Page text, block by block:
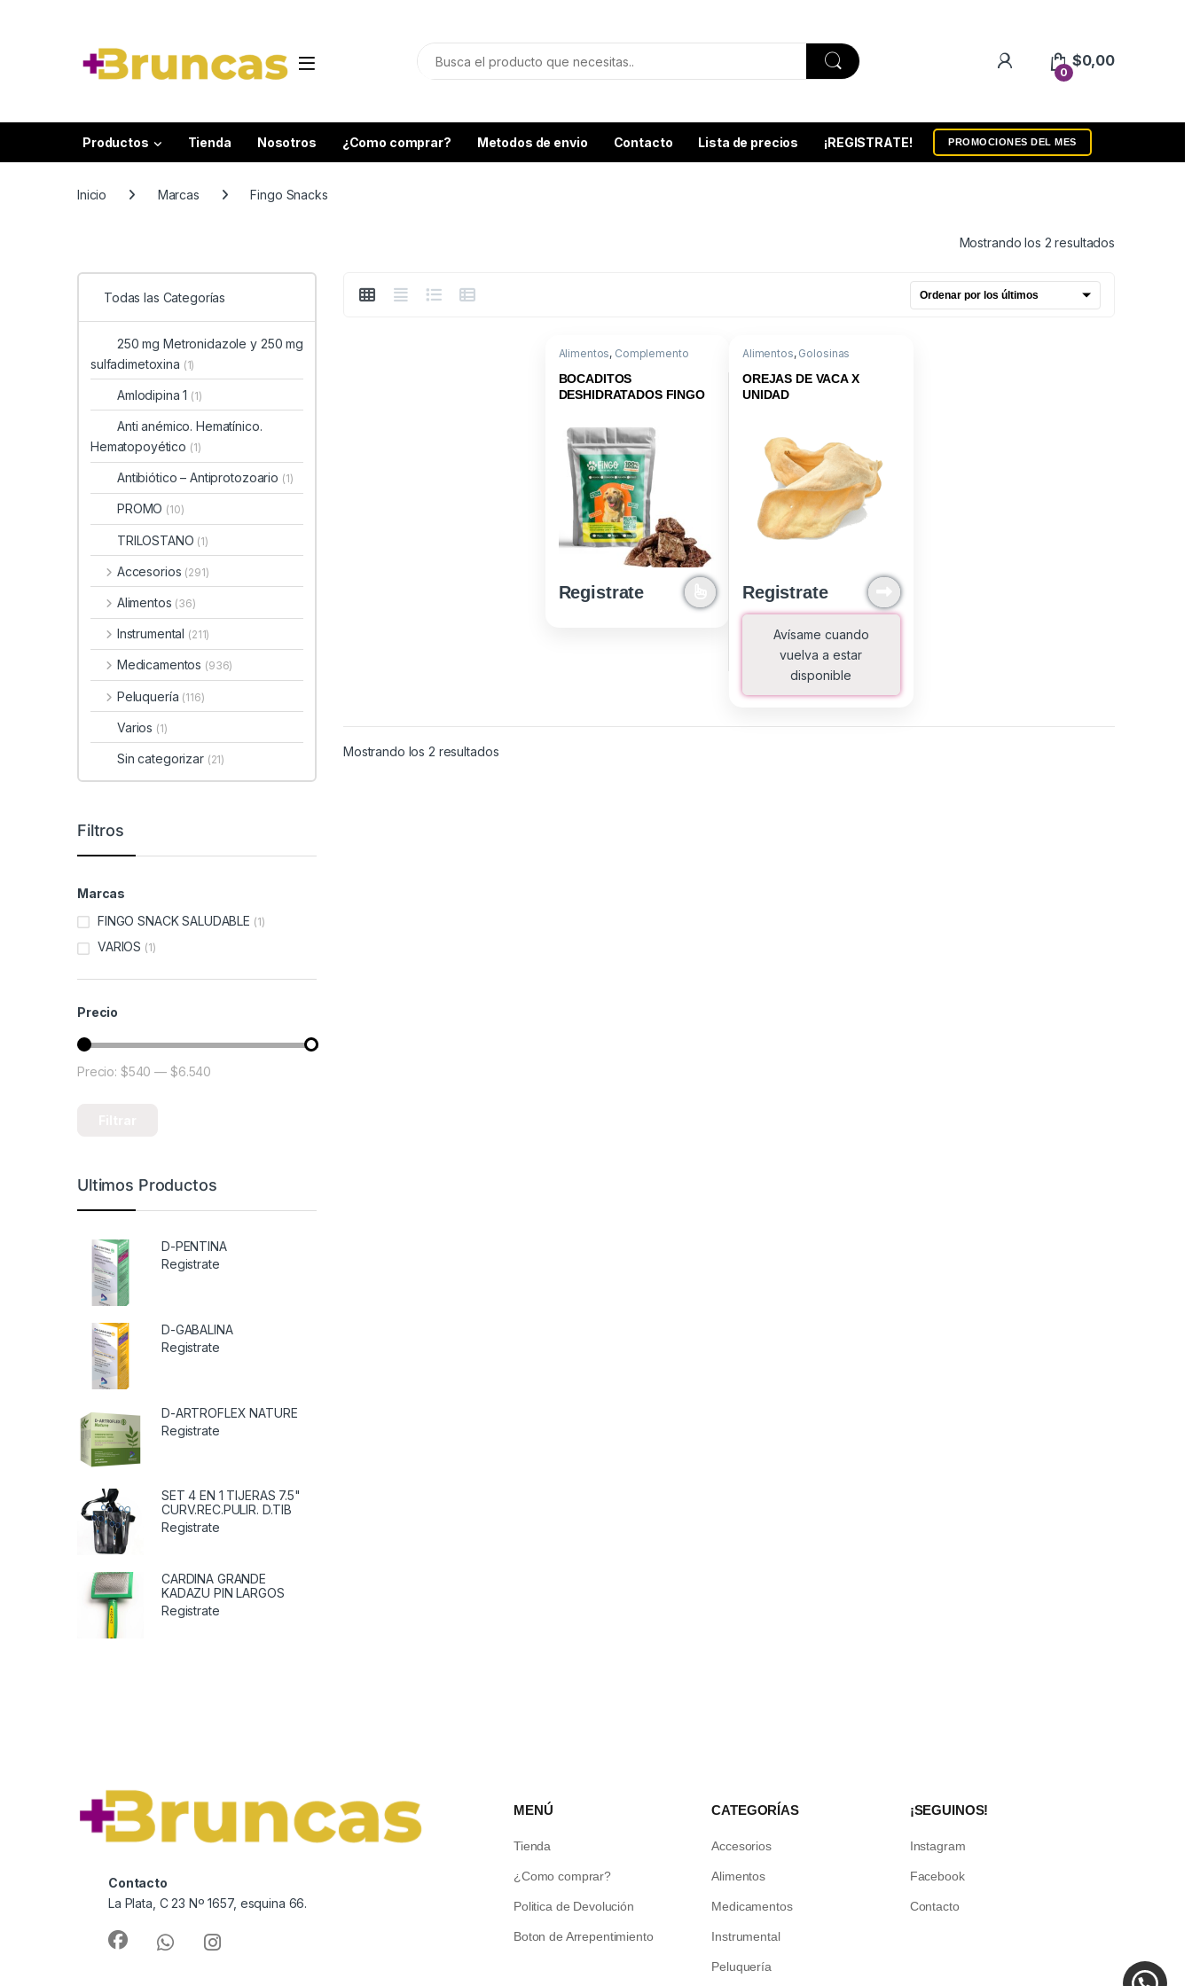
0
$0,00
Productos Tienda Nosotros ¿Como comprar? Metodos de envio Contacto Lista de precios ¡REGISTRATE! PROMOCIONES DEL MES
Inicio Marcas Fingo Snacks
Mostrando los 2 resultados
Alimentos, Complemento
Golosinas
BOCADITOS
DESHIDRATADOS FINGO
Registrate
Alimentos, Golosinas
OREJAS DE VACA X
UNIDAD
Registrate
Avísame cuando
vuelva a estar
disponible
Mostrando los 2 resultadosOrdenado por los últimos
Todas las Categorías
250 mg Metronidazole y 250 mg
sulfadimetoxina (1)
Amlodipina 1 (1)
Anti anémico. Hematínico.
Hematopoyético (1)
Antibiótico – Antiprotozoario (1)
PROMO (10)
TRILOSTANO (1)
Accesorios (291)
Alimentos (36)
Instrumental (211)
Medicamentos (936)
Peluquería (116)
Varios (1)
Sin categorizar (21)
Filtros
Marcas
FINGO SNACK SALUDABLE (1)
VARIOS (1)
Precio
Precio mínimo
Precio máximo
Precio: $540 — $6.540
Ultimos Productos
D-PENTINA
Registrate
D-GABALINA
Registrate
D-ARTROFLEX NATURE
Registrate
SET 4 EN 1 TIJERAS 7.5"
CURV.REC.PULIR. D.TIB
Registrate
CARDINA GRANDE
KADAZU PIN LARGOS
Registrate
Contacto
La Plata, C 23 Nº 1657, esquina 66.
MENÚ
Tienda
¿Como comprar?
Politica de Devolución
Boton de Arrepentimiento
CATEGORÍAS
Accesorios
Alimentos
Medicamentos
Instrumental
Peluquería
¡SEGUINOS!
Instagram
Facebook
Contacto